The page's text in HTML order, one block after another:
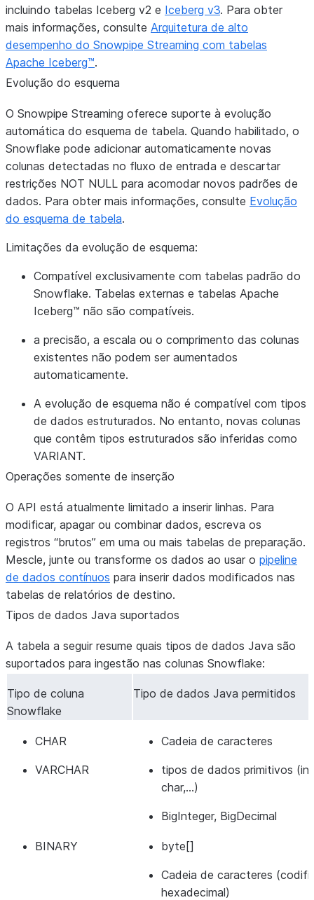
incluindo tabelas Iceberg v2 e Iceberg v3. Para obter
mais informações, consulte Arquitetura de alto
desempenho do Snowpipe Streaming com tabelas
Apache Iceberg™.
Evolução do esquema
O Snowpipe Streaming oferece suporte à evolução
automática do esquema de tabela. Quando habilitado, o
Snowflake pode adicionar automaticamente novas
colunas detectadas no fluxo de entrada e descartar
restrições NOT NULL para acomodar novos padrões de
dados. Para obter mais informações, consulte Evolução
do esquema de tabela.
Limitações da evolução de esquema:
Compatível exclusivamente com tabelas padrão do
Snowflake. Tabelas externas e tabelas Apache
Iceberg™ não são compatíveis.
a precisão, a escala ou o comprimento das colunas
existentes não podem ser aumentados
automaticamente.
A evolução de esquema não é compatível com tipos
de dados estruturados. No entanto, novas colunas
que contêm tipos estruturados são inferidas como
VARIANT.
Operações somente de inserção
O API está atualmente limitado a inserir linhas. Para
modificar, apagar ou combinar dados, escreva os
registros “brutos” em uma ou mais tabelas de preparação.
Mescle, junte ou transforme os dados ao usar o pipeline
de dados contínuos para inserir dados modificados nas
tabelas de relatórios de destino.
Tipos de dados Java suportados
A tabela a seguir resume quais tipos de dados Java são
suportados para ingestão nas colunas Snowflake:
Tipo de coluna
Snowflake
Tipo de dados Java permitidos
CHAR
VARCHAR
Cadeia de caracteres
tipos de dados primitivos
char,…)
BigInteger, BigDecimal
BINARY byte[]
Cadeia de caracteres
hexadecimal)